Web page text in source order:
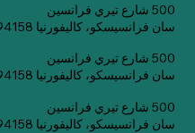
500 شارع تيري فرانسين
سان فرانسيسكو، كاليفورنيا 94158
500 شارع تيري فرانسين
سان فرانسيسكو، كاليفورنيا 94158
500 شارع تيري فرانسين
سان فرانسيسكو، كاليفورنيا 94158